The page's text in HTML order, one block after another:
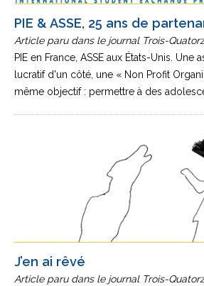
PIE & ASSE, 25 ans de
Article paru dans le journal Trois-
PIE en France, ASSE aux États-Unis. Une
lucratif d'un côté, une « Non Profit
même objectif : permettre à des
J’en ai rêvé
Article paru dans le journal Trois-